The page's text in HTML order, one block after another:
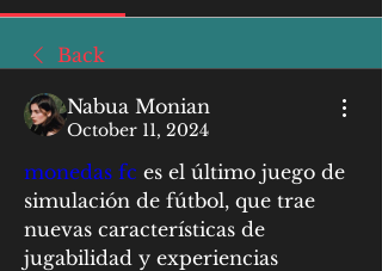
Back
Nabua Monian
October 11, 2024
monedas fc es el último juego de
simulación de fútbol, que trae
nuevas características de
jugabilidad y experiencias